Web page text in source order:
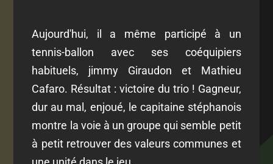
Aujourd'hui, il a même participé à un
tennis-ballon avec ses coéquipiers
habituels, jimmy Giraudon et Mathieu
Cafaro. Résultat : victoire du trio ! Gagneur,
dur au mal, enjoué, le capitaine stéphanois
montre la voie à un groupe qui semble petit
à petit retrouver des valeurs communes et